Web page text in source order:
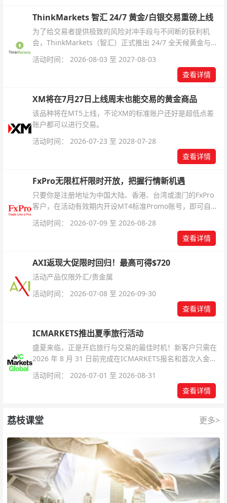
ThinkMarkets 智汇 24/7 黄金/白银交易重磅上线
为了给交易者提供极致的风险对冲手段与不间断的获利机
会，ThinkMarkets（智汇）正式推出 24/7 全天候黄金与白
杆配置、支持软件及交易细则。
活动时间： 2026-08-03 至 2027-08-03
查看详情
XM将在7月27日上线周末也能交易的黄金商品
该品种将在MT5上线，不论XM的标准账户还好是超低点差
账户都可以进行交易。
活动时间： 2026-07-23 至 2028-07-28
查看详情
FxPro无限杠杆限时开放，把握行情新机遇
只要你是注册地址为中国大陆、香港、台湾或澳门的FxPro
客户，在活动有效期内开设MT4标准Promo账号，即可自动
活动时间： 2026-07-09 至 2026-08-28
查看详情
AXI返现大促限时回归！最高可得$720
活动产品仅限外汇/贵金属
活动时间： 2026-07-08 至 2026-09-30
查看详情
ICMARKETS推出夏季旅行活动
盛夏来临，正是开启旅行与交易的最佳时机！新客户只需在
2026 年 8 月 31 日前完成在ICMARKETS报名和首次入金即
活动时间： 2026-07-01 至 2026-08-31
查看详情
荔枝课堂 更多>